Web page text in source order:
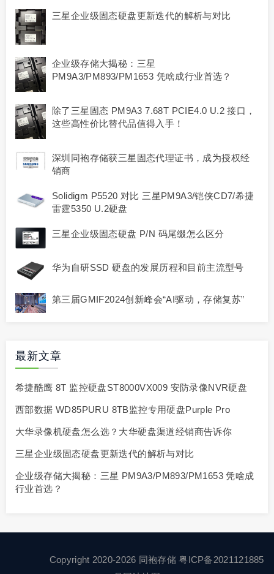
三星企业级固态硬盘更新迭代的解析与对比
企业级存储大揭秘：三星
PM9A3/PM893/PM1653 凭啥成行业首选？
除了三星固态 PM9A3 7.68T PCIE4.0 U.2 接口，
这些高性价比替代品值得入手！
深圳同袍存储获三星固态代理证书，成为授权经
销商
Solidigm P5520 对比 三星PM9A3/铠侠CD7/希捷
雷霆5350 U.2硬盘
三星企业级固态硬盘 P/N 码尾缀怎么区分
华为自研SSD 硬盘的发展历程和目前主流型号
第三届GMIF2024创新峰会“AI驱动，存储复苏”
最新文章
希捷酷鹰 8T 监控硬盘ST8000VX009 安防录像NVR硬盘
西部数据 WD85PURU 8TB监控专用硬盘Purple Pro
大华录像机硬盘怎么选？大华硬盘渠道经销商告诉你
三星企业级固态硬盘更新迭代的解析与对比
企业级存储大揭秘：三星 PM9A3/PM893/PM1653 凭啥成
行业首选？
Copyright 2020-2026 同袍存储粤ICP备2021121885